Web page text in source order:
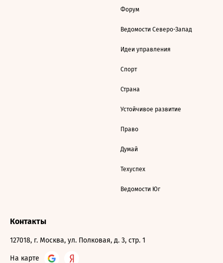
Форум
Ведомости Северо-Запад
Идеи управления
Спорт
Страна
Устойчивое развитие
Право
Думай
Техуспех
Ведомости Юг
Контакты
127018, г. Москва, ул. Полковая, д. 3, стр. 1
На карте